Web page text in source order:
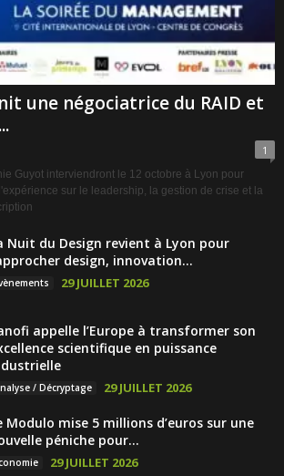
une négociatrice du RAID et
1
Guyot interviendront le 12 octobre à Lyon pour
sur le leadership, la gestion de crise et la
Nuit du Design revient à Lyon pour
design, innovation...
29 JUILLET 2026
appelle l’Europe à transformer son
scientifique en puissance
/ Décryptage 29 JUILLET 2026
Modulo mise 5 millions d’euros sur une
péniche pour...
29 JUILLET 2026